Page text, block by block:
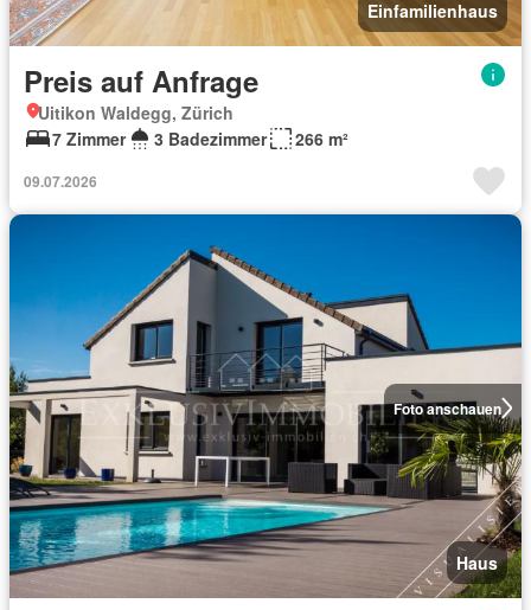
Einfamilienhaus
Preis auf Anfrage
Uitikon Waldegg, Zürich
7 Zimmer
3 Badezimmer 266 m²
09.07.2026
Foto anschauen
Haus